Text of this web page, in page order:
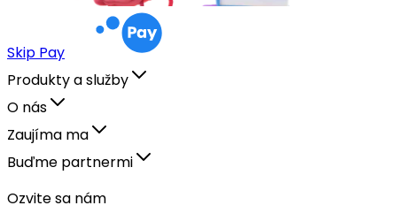
Skip Pay
Produkty a služby
O nás
Zaujíma ma
Buďme partnermi
Ozvite sa nám